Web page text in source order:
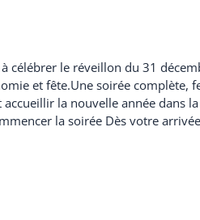
célébrer le réveillon du 31
et fête.Une soirée complète,
la nouvelle année dans
la soirée Dès votre